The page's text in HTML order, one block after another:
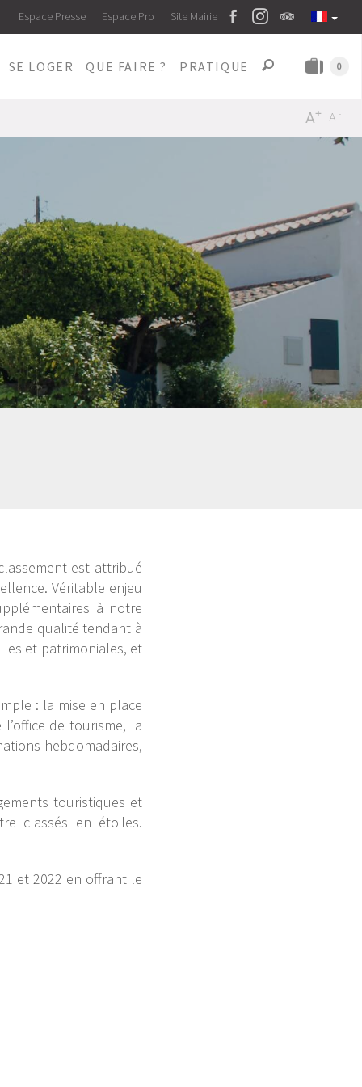
Espace Presse Espace Pro Site Mairie
SE LOGER QUE FAIRE ? PRATIQUE 0
-
A
+
A
est attribué
Véritable enjeu
à notre
qualité tendant à
et patrimoniales, et
: la mise en place
de tourisme, la
hebdomadaires,
touristiques et
classés en étoiles.
et 2022 en offrant le